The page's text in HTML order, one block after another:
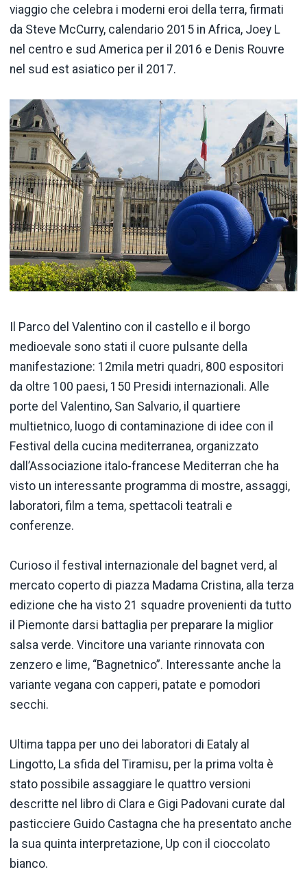
viaggio che celebra i moderni eroi della terra, firmati
da Steve McCurry, calendario 2015 in Africa, Joey L
nel centro e sud America per il 2016 e Denis Rouvre
nel sud est asiatico per il 2017.
Il Parco del Valentino con il castello e il borgo
medioevale sono stati il cuore pulsante della
manifestazione: 12mila metri quadri, 800 espositori
da oltre 100 paesi, 150 Presidi internazionali. Alle
porte del Valentino, San Salvario, il quartiere
multietnico, luogo di contaminazione di idee con il
Festival della cucina mediterranea, organizzato
dall’Associazione italo-francese Mediterran che ha
visto un interessante programma di mostre, assaggi,
laboratori, film a tema, spettacoli teatrali e
conferenze.
Curioso il festival internazionale del bagnet verd, al
mercato coperto di piazza Madama Cristina, alla terza
edizione che ha visto 21 squadre provenienti da tutto
il Piemonte darsi battaglia per preparare la miglior
salsa verde. Vincitore una variante rinnovata con
zenzero e lime, “Bagnetnico”. Interessante anche la
variante vegana con capperi, patate e pomodori
secchi.
Ultima tappa per uno dei laboratori di Eataly al
Lingotto, La sfida del Tiramisu, per la prima volta è
stato possibile assaggiare le quattro versioni
descritte nel libro di Clara e Gigi Padovani curate dal
pasticciere Guido Castagna che ha presentato anche
la sua quinta interpretazione, Up con il cioccolato
bianco.